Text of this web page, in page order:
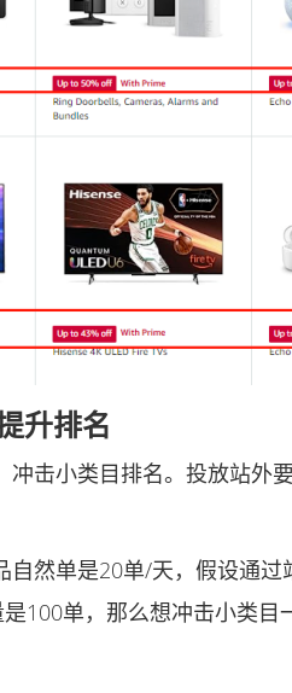
升排名
击小类目排名。投放站外
然单是20单/天，假设通过
100单，那么想冲击小类